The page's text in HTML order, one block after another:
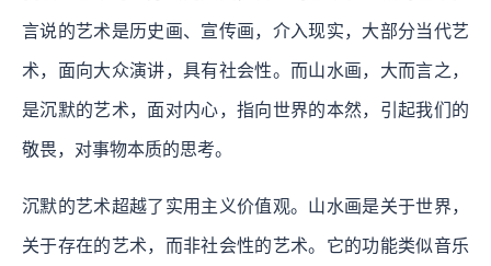
言说的艺术是历史画、宣传画，介入现实，大部分当代艺
术，面向大众演讲，具有社会性。而山水画，大而言之，
是沉默的艺术，面对内心，指向世界的本然，引起我们的
敬畏，对事物本质的思考。
沉默的艺术超越了实用主义价值观。山水画是关于世界，
关于存在的艺术，而非社会性的艺术。它的功能类似音乐